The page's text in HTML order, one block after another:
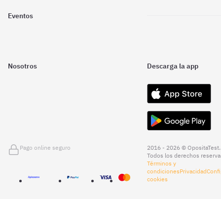
Eventos
Nosotros Descarga la app
Pago online seguro
2016 - 2026 © OpositaTest.
Todos los derechos
Términos y
condicionesPrivacidad
cookies